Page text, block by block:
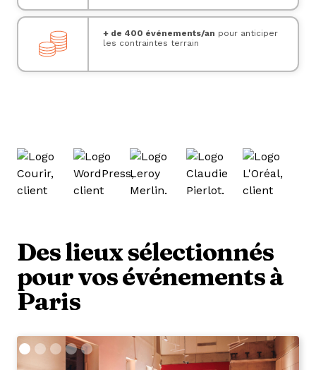
+ de 400 événements/an pour anticiper
les contraintes terrain
Des lieux sélectionnés
pour vos événements à
Paris